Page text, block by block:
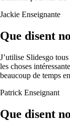
Jackie Enseignante
Que disent
J’utilise Slidesgo
les choses
beaucoup de temps
Patrick Enseignant
Que disent